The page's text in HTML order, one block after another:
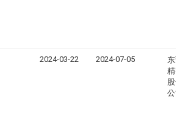
2024-03-22 2024-07-05
东莞
精密
股份
公司